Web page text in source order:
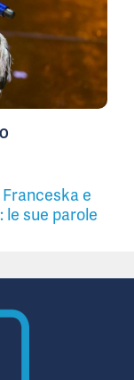
Franceska e
le sue parole